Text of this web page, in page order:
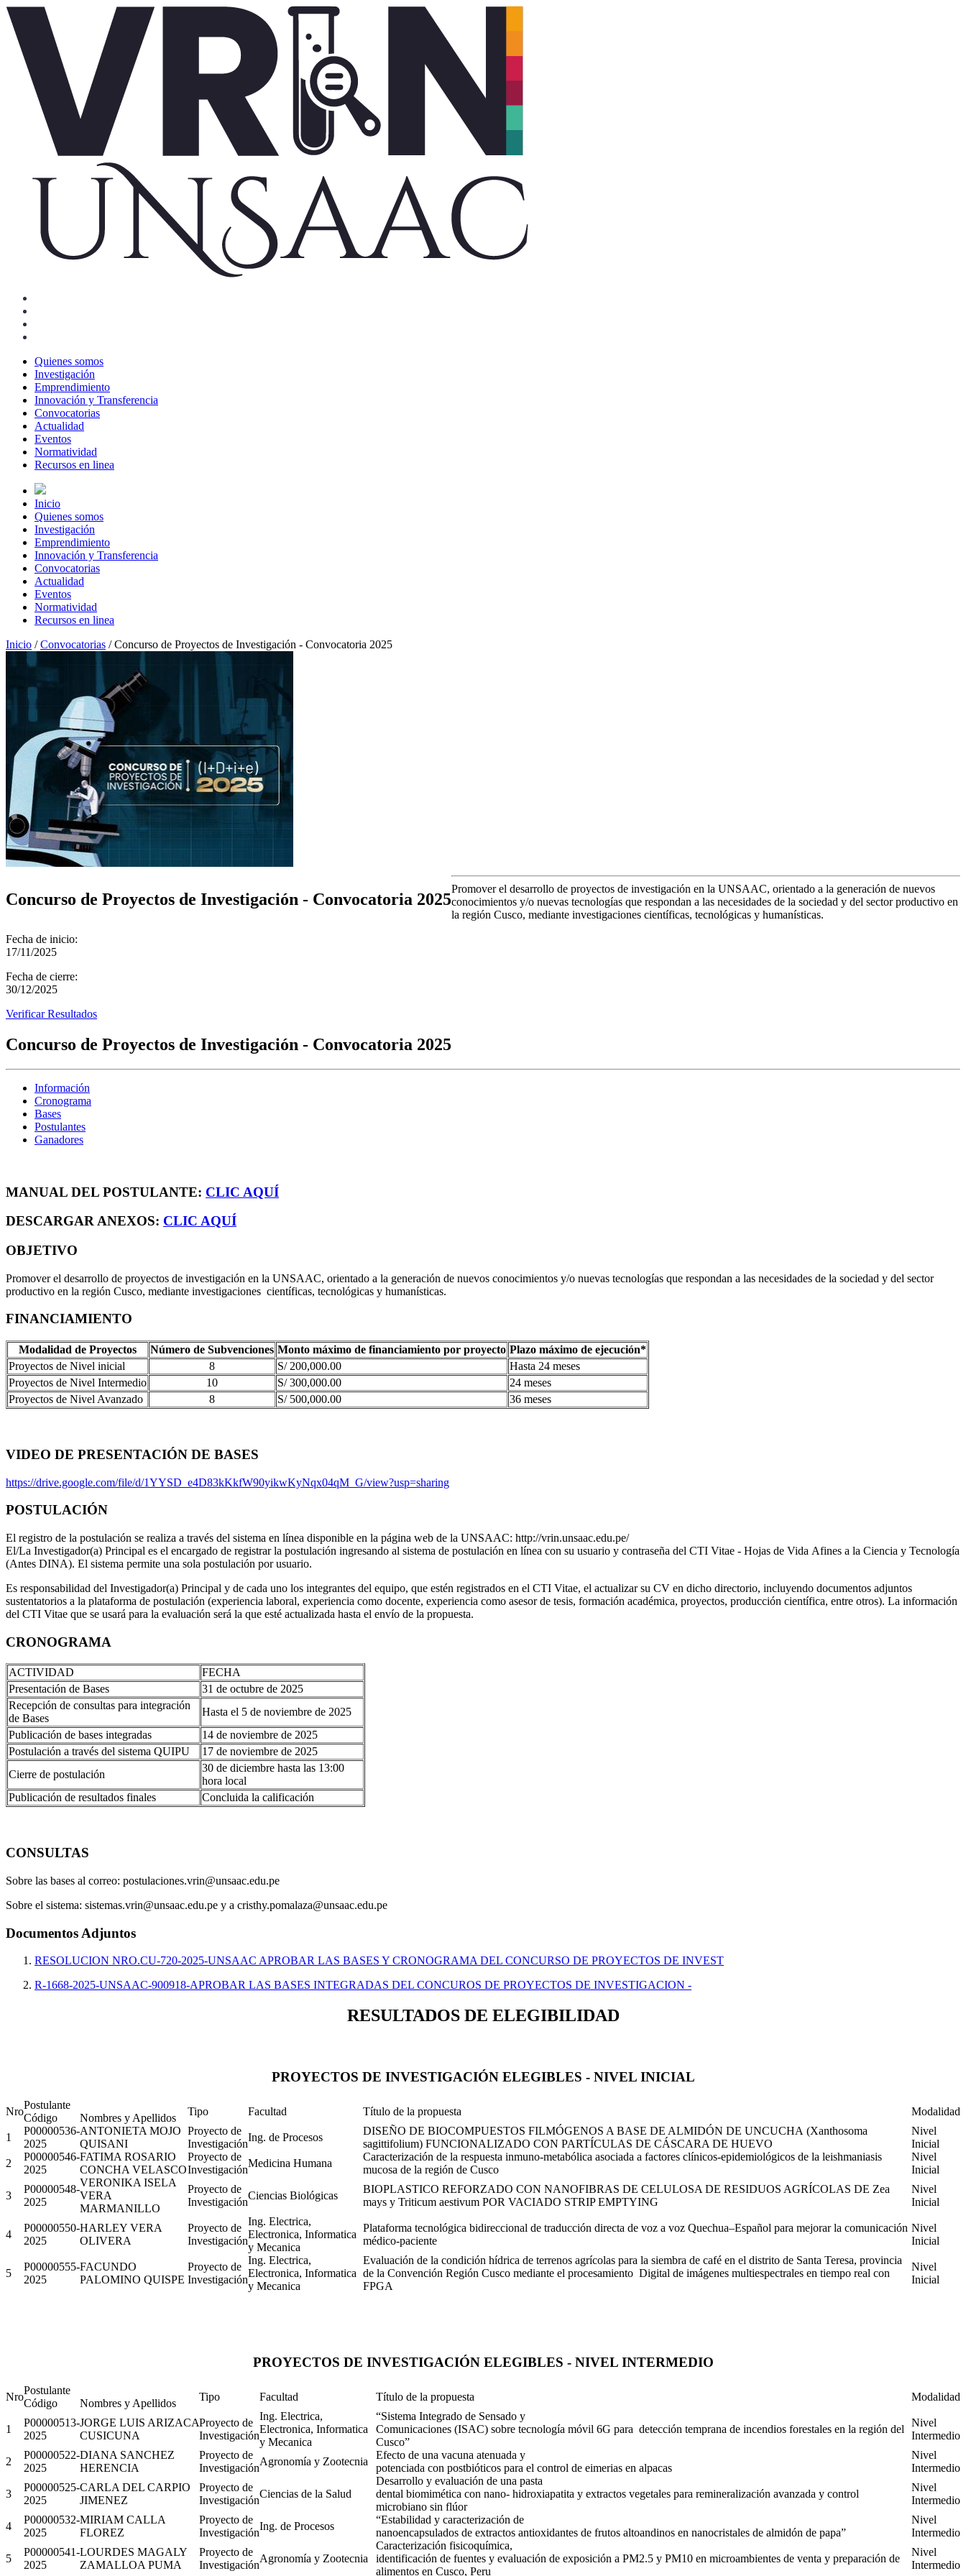
Quienes somos
Investigación
Emprendimiento
Innovación y Transferencia
Convocatorias
Actualidad
Eventos
Normatividad
Recursos en linea
Inicio
Quienes somos
Investigación
Emprendimiento
Innovación y Transferencia
Convocatorias
Actualidad
Eventos
Normatividad
Recursos en linea
Inicio /Convocatorias /Concurso de Proyectos de Investigación - Convocatoria 2025
Concurso de Proyectos de Investigación - Convocatoria 2025
Promover el desarrollo de proyectos de investigación en la UNSAAC, orientado a la generación de nuevos
conocimientos y/o nuevas tecnologías que respondan a las necesidades de la sociedad y del sector productivo en
la región Cusco, mediante investigaciones científicas, tecnológicas y humanísticas.
Fecha de inicio:
17/11/2025
Fecha de cierre:
30/12/2025
Verificar Resultados
Concurso de Proyectos de Investigación - Convocatoria 2025
Información
Cronograma
Bases
Postulantes
Ganadores
MANUAL DEL POSTULANTE: CLIC AQUÍ
DESCARGAR ANEXOS: CLIC AQUÍ
OBJETIVO
Promover el desarrollo de proyectos de investigación en la UNSAAC, orientado a la generación de nuevos conocimientos y/o nuevas tecnologías que respondan a las necesidades de la sociedad y del sector
productivo en la región Cusco, mediante investigaciones científicas, tecnológicas y humanísticas.
FINANCIAMIENTO
Modalidad de Proyectos Número de Subvenciones Monto máximo de financiamiento por proyecto Plazo máximo de ejecución*
Proyectos de Nivel inicial
8 S/ 200,000.00
Hasta 24 meses
Proyectos de Nivel Intermedio
10 S/ 300,000.00
24 meses
Proyectos de Nivel Avanzado
8 S/ 500,000.00 36 meses
VIDEO DE PRESENTACIÓN DE BASES
https://drive.google.com/file/d/1YYSD_e4D83kKkfW90yikwKyNqx04qM_G/view?usp=sharing
POSTULACIÓN
El registro de la postulación se realiza a través del sistema en línea disponible en la página web de la UNSAAC: http://vrin.unsaac.edu.pe/
El/La Investigador(a) Principal es el encargado de registrar la postulación ingresando al sistema de postulación en línea con su usuario y contraseña del CTI Vitae - Hojas de Vida Afines a la Ciencia y Tecnología
(Antes DINA). El sistema permite una sola postulación por usuario.
Es responsabilidad del Investigador(a) Principal y de cada uno los integrantes del equipo, que estén registrados en el CTI Vitae, el actualizar su CV en dicho directorio, incluyendo documentos adjuntos
sustentatorios a la plataforma de postulación (experiencia laboral, experiencia como docente, experiencia como asesor de tesis, formación académica, proyectos, producción científica, entre otros). La información
del CTI Vitae que se usará para la evaluación será la que esté actualizada hasta el envío de la propuesta.
CRONOGRAMA
ACTIVIDAD
FECHA
Presentación de Bases
31 de octubre de 2025
Recepción de consultas para integración
de Bases
Hasta el 5 de noviembre de 2025
Publicación de bases integradas
14 de noviembre de 2025
Postulación a través del sistema QUIPU
17 de noviembre de 2025
Cierre de postulación
30 de diciembre hasta las 13:00
hora local
Publicación de resultados finales
Concluida la calificación
CONSULTAS
Sobre las bases al correo: postulaciones.vrin@unsaac.edu.pe
Sobre el sistema: sistemas.vrin@unsaac.edu.pe y a cristhy.pomalaza@unsaac.edu.pe
Documentos Adjuntos
RESOLUCION NRO.CU-720-2025-UNSAAC APROBAR LAS BASES Y CRONOGRAMA DEL CONCURSO DE PROYECTOS DE INVEST
R-1668-2025-UNSAAC-900918-APROBAR LAS BASES INTEGRADAS DEL CONCUROS DE PROYECTOS DE INVESTIGACION -
RESULTADOS DE ELEGIBILIDAD
PROYECTOS DE INVESTIGACIÓN ELEGIBLES - NIVEL INICIAL
Nro
Postulante
Tipo Facultad Título de la propuesta Modalidad
Código
Nombres y Apellidos
1
P00000536-
2025
ANTONIETA MOJO
QUISANI
Proyecto de
Investigación
Ing. de Procesos
DISEÑO DE BIOCOMPUESTOS FILMÓGENOS A BASE DE ALMIDÓN DE UNCUCHA (Xanthosoma
sagittifolium) FUNCIONALIZADO CON PARTÍCULAS DE CÁSCARA DE HUEVO
Nivel
Inicial
2
P00000546-
2025
FATIMA ROSARIO
CONCHA VELASCO
Proyecto de
Investigación
Medicina Humana
Caracterización de la respuesta inmuno-metabólica asociada a factores clínicos-epidemiológicos de la leishmaniasis
mucosa de la región de Cusco
Nivel
Inicial
3
P00000548-
2025
VERONIKA ISELA
VERA
MARMANILLO
Proyecto de
Investigación
Ciencias Biológicas
BIOPLASTICO REFORZADO CON NANOFIBRAS DE CELULOSA DE RESIDUOS AGRÍCOLAS DE Zea
mays y Triticum aestivum POR VACIADO STRIP EMPTYING
Nivel
Inicial
4
P00000550-
2025
HARLEY VERA
OLIVERA
Proyecto de
Investigación
Ing. Electrica,
Electronica, Informatica
y Mecanica
Plataforma tecnológica bidireccional de traducción directa de voz a voz Quechua–Español para mejorar la comunicación
médico-paciente
Nivel
Inicial
5
P00000555-
2025
FACUNDO
PALOMINO QUISPE
Proyecto de
Investigación
Ing. Electrica,
Electronica, Informatica
y Mecanica
Evaluación de la condición hídrica de terrenos agrícolas para la siembra de café en el distrito de Santa Teresa, provincia
de la Convención Región Cusco mediante el procesamiento Digital de imágenes multiespectrales en tiempo real con
FPGA
Nivel
Inicial
PROYECTOS DE INVESTIGACIÓN ELEGIBLES - NIVEL INTERMEDIO
Nro
Postulante
Tipo Facultad Título de la propuesta Modalidad
Código Nombres y Apellidos
1
P00000513-
2025
JORGE LUIS ARIZACA
CUSICUNA
Proyecto de
Investigación
Ing. Electrica,
Electronica, Informatica
y Mecanica
“Sistema Integrado de Sensado y
Comunicaciones (ISAC) sobre tecnología móvil 6G para detección temprana de incendios forestales en la región del
Cusco”
Nivel
Intermedio
2
P00000522-
2025
DIANA SANCHEZ
HERENCIA
Proyecto de
Investigación
Agronomía y Zootecnia
Efecto de una vacuna atenuada y
potenciada con postbióticos para el control de eimerias en alpacas
Nivel
Intermedio
3
P00000525-
2025
CARLA DEL CARPIO
JIMENEZ
Proyecto de
Investigación
Ciencias de la Salud
Desarrollo y evaluación de una pasta
dental biomimética con nano- hidroxiapatita y extractos vegetales para remineralización avanzada y control
microbiano sin flúor
Nivel
Intermedio
4
P00000532-
2025
MIRIAM CALLA
FLOREZ
Proyecto de
Investigación
Ing. de Procesos
“Estabilidad y caracterización de
nanoencapsulados de extractos antioxidantes de frutos altoandinos en nanocristales de almidón de papa”
Nivel
Intermedio
5
P00000541-
2025
LOURDES MAGALY
ZAMALLOA PUMA
Proyecto de
Investigación
Agronomía y Zootecnia
Caracterización fisicoquímica,
identificación de fuentes y evaluación de exposición a PM2.5 y PM10 en microambientes de venta y preparación de
alimentos en Cusco, Peru
Nivel
Intermedio